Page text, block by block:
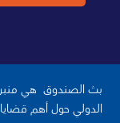
بث الصندوق هي منبر
الدولي حول أهم قضايا